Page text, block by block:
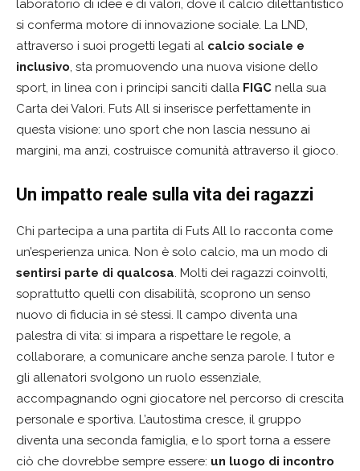
laboratorio di idee e di valori, dove il calcio dilettantistico
si conferma motore di innovazione sociale. La LND,
attraverso i suoi progetti legati al calcio sociale e
inclusivo, sta promuovendo una nuova visione dello
sport, in linea con i principi sanciti dalla FIGC nella sua
Carta dei Valori. Futs All si inserisce perfettamente in
questa visione: uno sport che non lascia nessuno ai
margini, ma anzi, costruisce comunità attraverso il gioco.
Un impatto reale sulla vita dei ragazzi
Chi partecipa a una partita di Futs All lo racconta come
un’esperienza unica. Non è solo calcio, ma un modo di
sentirsi parte di qualcosa. Molti dei ragazzi coinvolti,
soprattutto quelli con disabilità, scoprono un senso
nuovo di fiducia in sé stessi. Il campo diventa una
palestra di vita: si impara a rispettare le regole, a
collaborare, a comunicare anche senza parole. I tutor e
gli allenatori svolgono un ruolo essenziale,
accompagnando ogni giocatore nel percorso di crescita
personale e sportiva. L’autostima cresce, il gruppo
diventa una seconda famiglia, e lo sport torna a essere
ciò che dovrebbe sempre essere: un luogo di incontro